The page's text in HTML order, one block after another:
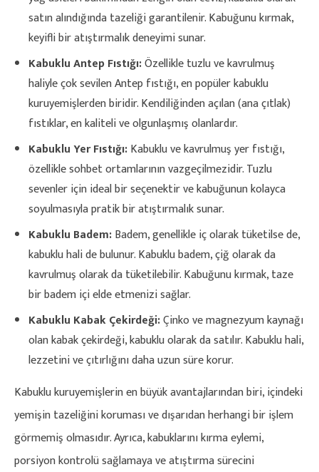
satın alındığında tazeliği garantilenir. Kabuğunu kırmak,
keyifli bir atıştırmalık deneyimi sunar.
Kabuklu Antep Fıstığı:Özellikle tuzlu ve kavrulmuş
haliyle çok sevilen Antep fıstığı, en popüler kabuklu
kuruyemişlerden biridir. Kendiliğinden açılan (ana çıtlak)
fıstıklar, en kaliteli ve olgunlaşmış olanlardır.
Kabuklu Yer Fıstığı:Kabuklu ve kavrulmuş yer fıstığı,
özellikle sohbet ortamlarının vazgeçilmezidir. Tuzlu
sevenler için ideal bir seçenektir ve kabuğunun kolayca
soyulmasıyla pratik bir atıştırmalık sunar.
Kabuklu Badem:Badem, genellikle iç olarak tüketilse de,
kabuklu hali de bulunur. Kabuklu badem, çiğ olarak da
kavrulmuş olarak da tüketilebilir. Kabuğunu kırmak, taze
bir badem içi elde etmenizi sağlar.
Kabuklu Kabak Çekirdeği:Çinko ve magnezyum kaynağı
olan kabak çekirdeği, kabuklu olarak da satılır. Kabuklu hali,
lezzetini ve çıtırlığını daha uzun süre korur.
Kabuklu kuruyemişlerin en büyük avantajlarından biri, içindeki
yemişin tazeliğini koruması ve dışarıdan herhangi bir işlem
görmemiş olmasıdır. Ayrıca, kabuklarını kırma eylemi,
porsiyon kontrolü sağlamaya ve atıştırma sürecini